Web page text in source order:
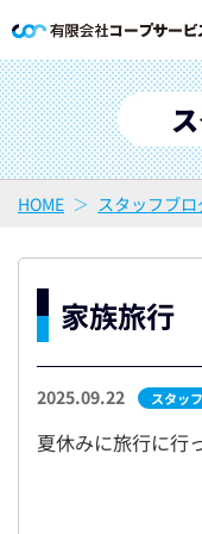
HOME スタッフブロ
家族旅行
2025.09.22 スタッ
夏休みに旅行に行